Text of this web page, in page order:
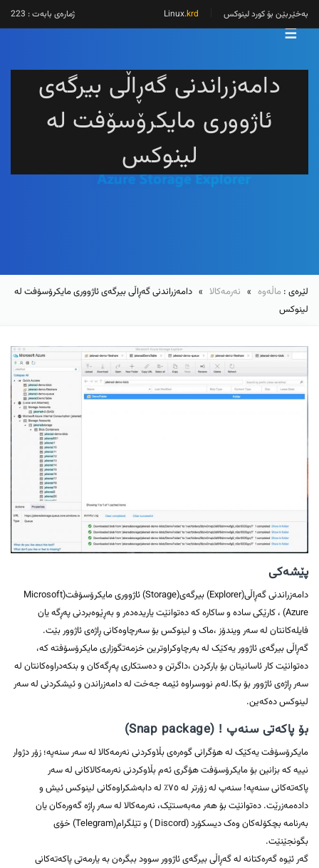
بەخێربێن بۆ کورد لینوکس .krd ژمارەی بابەت : 223
☰
دامەزراندنی گەڕاڵی بیرگەی
ئاژووری مایکرۆسۆفت لە
لینوکس
لێرەی : ماڵەوە » نەرمەکالا » دامەزراندنی گەڕاڵی بیرگەی ئاژووری مایکرۆسۆفت لە
لینوکس
پێشەکی
دامەزراندنی گەڕاڵی(Explorer) بیرگەی(Storage) ئاژووری مایکرۆسۆفت(Microsoft
Azure) ، کارێکی سادە و ساکارە کە دەتوانێت یاریدەدەر و بەڕێوەبردنی پەڕگە یان
فایلەکانتان لە سەر ویندۆز ،ماک و لینوکس بۆ سەرچاوەکانی ڕاژەی ئاژوور بێت.
گەڕاڵی بیرگەی ئاژوور یەکێک لە بەرچاوکراوترین خزمەتگوزاری مایکرۆسۆفتە کە،
دەتوانێت کار ئاسانیتان بۆ بارکردن ،داگرتن و دەستکاری پەڕگەکان و بنکەدراوەکانتان لە
سەر ڕاژەی ئاژوور بۆ بکا.لەم نووسراوە ئێمە جەخت لە دامەزراندن و ئیشکردنی لە سەر
لینوکس دەکەین.
بۆ پاکەتی سنەپ ! (Snap package)
مایکرۆسۆفت یەکێک لە هۆگرانی گوەرەی بڵاوکردنی نەرمەکالا لە سەر سنەپە؛ زۆر دژوار
نییە کە بزانین بۆ مایکرۆسۆفت هۆگری ئەم بڵاوکردنی نەرمەکالاکانی لە سەر
پاکەتەکانی سنەپە! سنەپ لە زۆرتر لە ٧٥٪ لە دابەشکراوەکانی لینوکس ئیش و
دادەمەزرێت. دەتوانێت بۆ هەر مەبەستێک، نەرمەکالا لە سەر ڕاژە گەورەکان یان
بەرنامە بچکۆلەکان وەک دیسکۆرد (Discord ) و تێلگرام(Telegram) خۆی
بگونجێنێت.
گەر ئێوە گەرەکتانە لە گەڕاڵی بیرگەی ئاژوور سوود ببگرەن بە یارمەتی پاکەتەکانی